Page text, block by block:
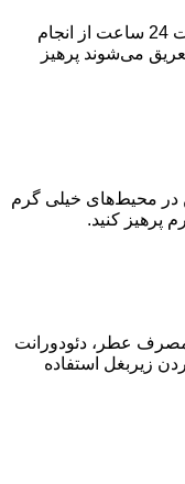
بعد از تزریق بوتاکس زیر بغل حداقل به مدت 24 ساعت از انجام
می‌شوند پرهیز
در محیط‌های خیلی گرم
پرهیز کنید.
که تا 24 ساعت از مصرف عطر، دئودورانت
زیربغل استفاده